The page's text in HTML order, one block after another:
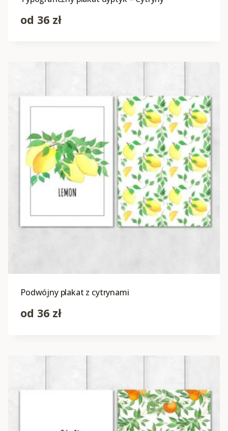
od 36 zł
Podwójny plakat z cytrynami
od 36 zł